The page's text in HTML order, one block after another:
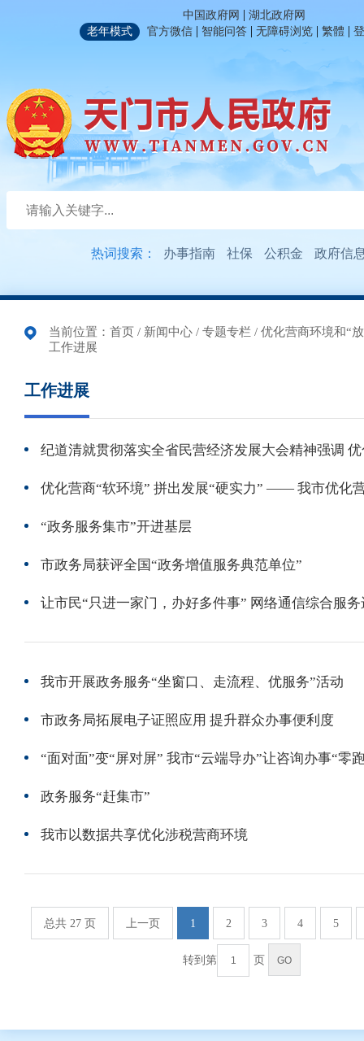
中国政府网 | 湖北政府网
老年模式
官方微信 | 智能问答 | 无障碍浏览 | 繁體 |
热词搜索： 办事指南 社保 公积金 政府信
当前位置： 首页 / 新闻中心 / 专题专栏 / 优化营商环境和“
工作进展
工作进展
优化营商“软环境” 拼出发展“硬实力” —— 我市优化
“政务服务集市”开进基层
市政务局获评全国“政务增值服务典范单位”
我市开展政务服务“坐窗口、走流程、优服务”活动
市政务局拓展电子证照应用 提升群众办事便利度
“面对面”变“屏对屏” 我市“云端导办”让咨询办事“零
政务服务“赶集市”
我市以数据共享优化涉税营商环境
总共 27 页 上一页 1 2 3 4 5
转到第 页